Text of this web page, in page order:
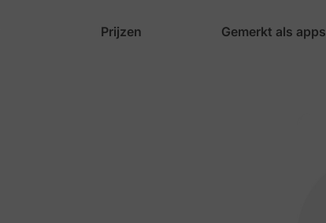
Prijzen Gemerkt als apps